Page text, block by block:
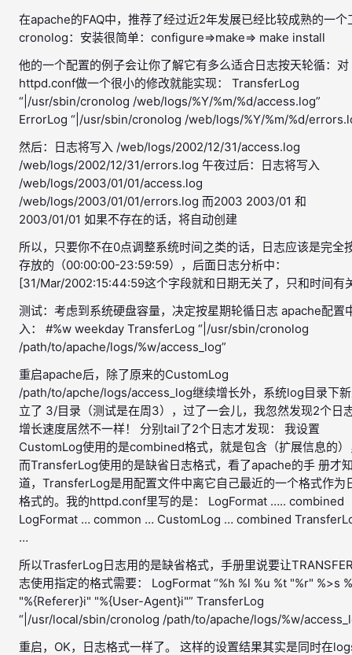
在apache的FAQ中，推荐了经过近2年发展已经比较成熟的一个
cronolog：安装很简单：configure=>make=> make install
他的一个配置的例子会让你了解它有多么适合日志按天轮循：对
httpd.conf做一个很小的修改就能实现： TransferLog
“|/usr/sbin/cronolog /web/logs/%Y/%m/%d/access.log”
ErrorLog “|/usr/sbin/cronolog /web/logs/%Y/%m/%d/
然后：日志将写入 /web/logs/2002/12/31/access.log
/web/logs/2002/12/31/errors.log 午夜过后：日志将写入
/web/logs/2003/01/01/access.log
/web/logs/2003/01/01/errors.log 而2003 2003/01 和
2003/01/01 如果不存在的话，将自动创建
所以，只要你不在0点调整系统时间之类的话，日志应该是完全
存放的（00:00:00-23:59:59），后面日志分析中：
[31/Mar/2002:15:44:59这个字段就和日期无关了，只和时间有
测试：考虑到系统硬盘容量，决定按星期轮循日志 apache配置
入： #%w weekday TransferLog “|/usr/sbin/cronolog
/path/to/apache/logs/%w/access_log”
重启apache后，除了原来的CustomLog
/path/to/apche/logs/access_log继续增长外，系统log目录下
立了 3/目录（测试是在周3），过了一会儿，我忽然发现2个日
增长速度居然不一样！ 分别tail了2个日志才发现： 我设置
CustomLog使用的是combined格式，就是包含（扩展信息的）
而TransferLog使用的是缺省日志格式，看了apache的手 册才
道，TransferLog是用配置文件中离它自己最近的一个格式作为
格式的。我的httpd.conf里写的是： LogFormat ….. combined
LogFormat … common … CustomLog … combined
…
所以TrasferLog日志用的是缺省格式，手册里说要让
志使用指定的格式需要： LogFormat “%h %l %u %t "%r" %>s
"%{Referer}i" "%{User-Agent}i"” TransferLog
“|/usr/local/sbin/cronolog /path/to/apache/logs/%w/
重启，OK，日志格式一样了。 这样的设置结果其实是同时在